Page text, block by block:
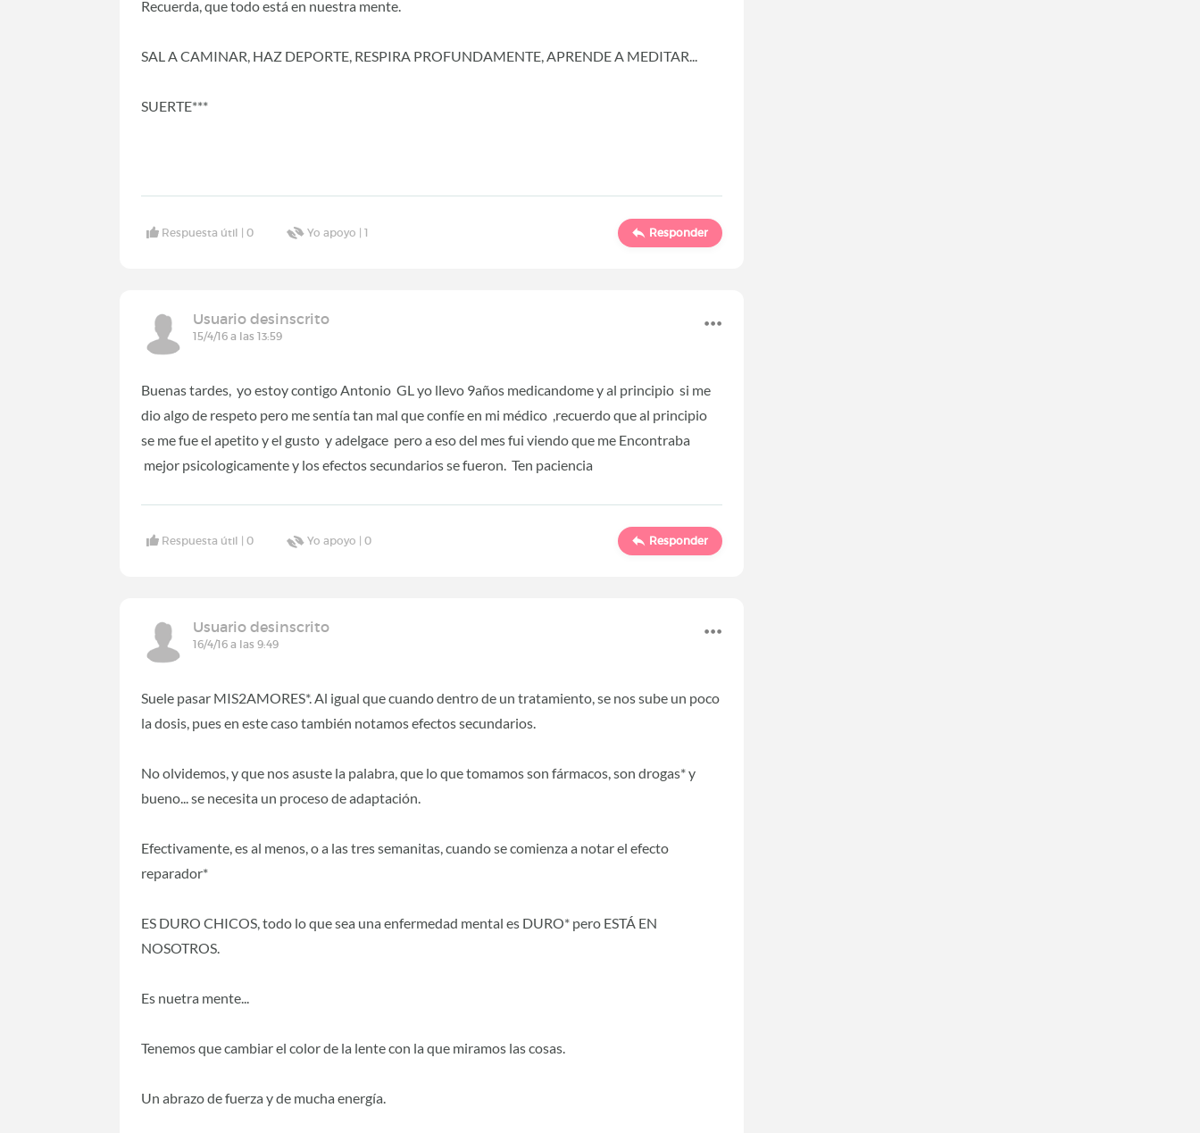
Recuerda, que todo está en nuestra mente.
SAL A CAMINAR, HAZ DEPORTE, RESPIRA PROFUNDAMENTE, APRENDE A MEDITAR...
SUERTE***
Respuesta útil |0 Yo apoyo |1 Responder
Usuario desinscrito
15/4/16 a las 13:59
Buenas tardes, yo estoy contigo Antonio GL yo llevo 9años medicandome y al principio si me
dio algo de respeto pero me sentía tan mal que confíe en mi médico ,recuerdo que al principio
se me fue el apetito y el gusto y adelgace pero a eso del mes fui viendo que me Encontraba
mejor psicologicamente y los efectos secundarios se fueron. Ten paciencia
Respuesta útil |0 Yo apoyo |0 Responder
Usuario desinscrito
16/4/16 a las 9:49
Suele pasar MIS2AMORES*. Al igual que cuando dentro de un tratamiento, se nos sube un poco
la dosis, pues en este caso también notamos efectos secundarios.
No olvidemos, y que nos asuste la palabra, que lo que tomamos son fármacos, son drogas* y
bueno... se necesita un proceso de adaptación.
Efectivamente, es al menos, o a las tres semanitas, cuando se comienza a notar el efecto
reparador*
ES DURO CHICOS, todo lo que sea una enfermedad mental es DURO* pero ESTÁ EN
NOSOTROS.
Es nuetra mente...
Tenemos que cambiar el color de la lente con la que miramos las cosas.
Un abrazo de fuerza y de mucha energía.